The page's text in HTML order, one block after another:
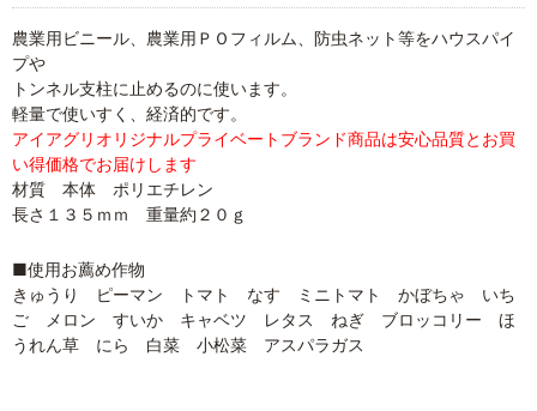
農業用ビニール、農業用ＰＯフィルム、防虫ネット等をハウスパイ
プや
トンネル支柱に止めるのに使います。
軽量で使いすく、経済的です。
アイアグリオリジナルプライベートブランド商品は安心品質とお買
い得価格でお届けします
材質 本体 ポリエチレン
長さ１３５ｍｍ 重量約２０ｇ
■使用お薦め作物
きゅうり ピーマン トマト なす ミニトマト かぼちゃ いち
ご メロン すいか キャベツ レタス ねぎ ブロッコリー ほ
うれん草 にら 白菜 小松菜 アスパラガス